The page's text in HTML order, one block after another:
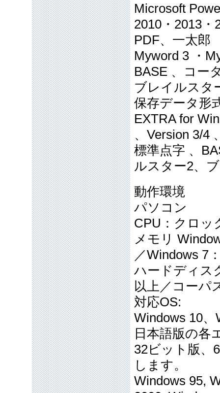
Microsoft
2010・2013・
PDF、一太郎
Myword 3 ・
BASE 、コー
ブレイルスタ
保存データ形
EXTRA for
、Version 3/4
標準点字 、
ルスター2、
動作環境
パソコン
CPU：クロッ
メモリ
／Windows 7
ハードディス
以上／コーパ
対応OS:
Windows 10、
日本語版の各
32ビット版、
します。
Windows 95,